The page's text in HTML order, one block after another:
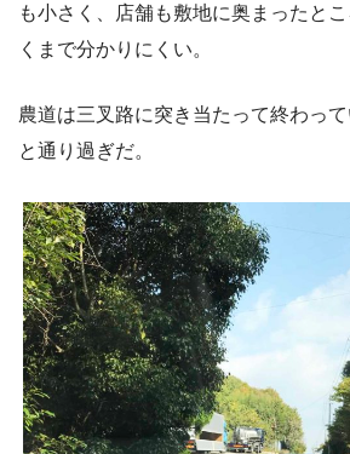
も小さく、店舗も敷地に奥まったと
くまで分かりにくい。
農道は三叉路に突き当たって終わっ
と通り過ぎだ。